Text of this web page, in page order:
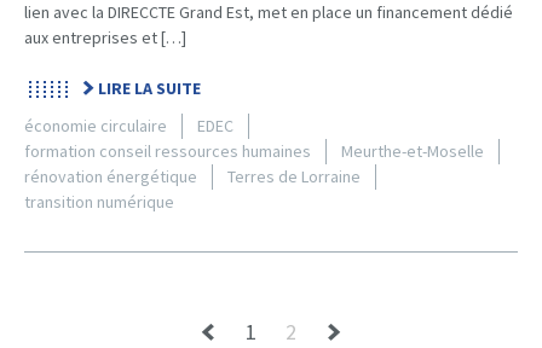
lien avec la DIRECCTE Grand Est, met en place un financement dédié
aux entreprises et […]
LIRE LA SUITE
économie circulaire
EDEC
formation conseil ressources humaines
Meurthe-et-Moselle
rénovation énergétique
Terres de Lorraine
transition numérique
1 2